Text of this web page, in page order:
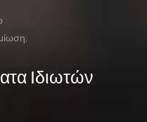
Ιδιωτών